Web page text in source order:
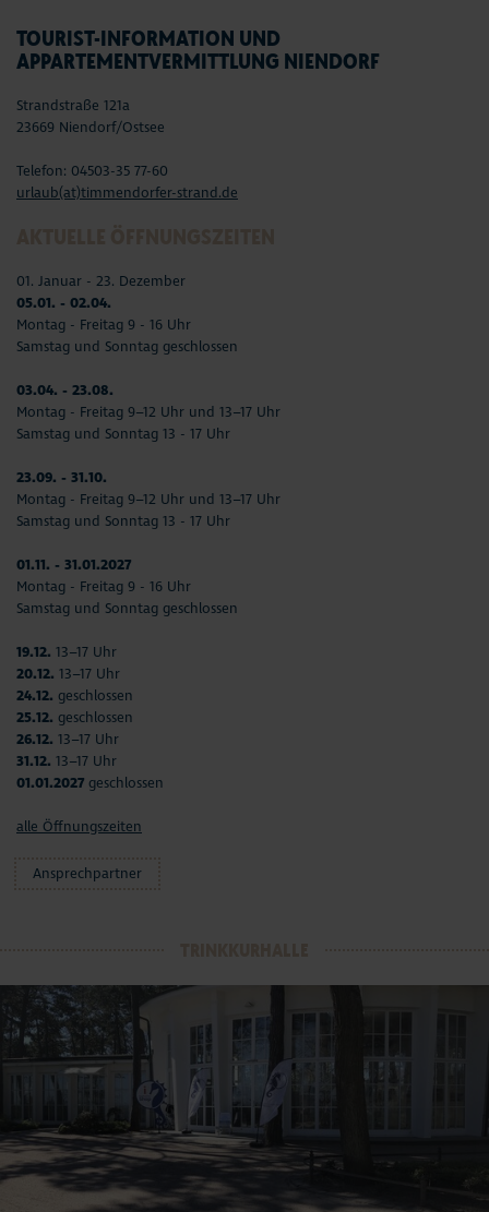
TOURIST-INFORMATION UND
APPARTEMENTVERMITTLUNG NIENDORF
Strandstraße 121a
23669 Niendorf/Ostsee
Telefon: 04503-35 77-60
urlaub(at)timmendorfer-strand.de
01. Januar - 23. Dezember
05.01. - 02.04.
Montag - Freitag 9 - 16 Uhr
Samstag und Sonntag geschlossen
03.04. - 23.08.
Montag - Freitag 9–12 Uhr und 13–17 Uhr
Samstag und Sonntag 13 - 17 Uhr
23.09. - 31.10.
Montag - Freitag 9–12 Uhr und 13–17 Uhr
Samstag und Sonntag 13 - 17 Uhr
01.11. - 31.01.2027
Montag - Freitag 9 - 16 Uhr
Samstag und Sonntag geschlossen
19.12. 13–17 Uhr
20.12. 13–17 Uhr
24.12. geschlossen
25.12. geschlossen
26.12. 13–17 Uhr
31.12. 13–17 Uhr
01.01.2027 geschlossen
alle Öffnungszeiten
Ansprechpartner